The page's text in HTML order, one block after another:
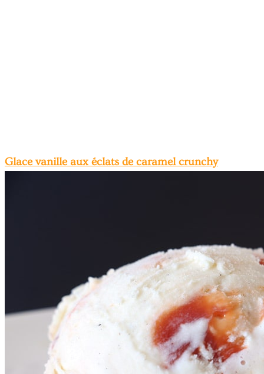
Glace vanille aux éclats de caramel crunchy